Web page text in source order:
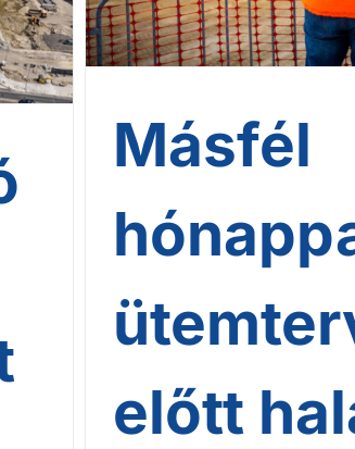
Másfél
előtt